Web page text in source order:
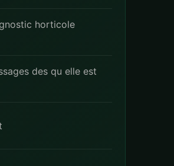
horticole
des qu elle est